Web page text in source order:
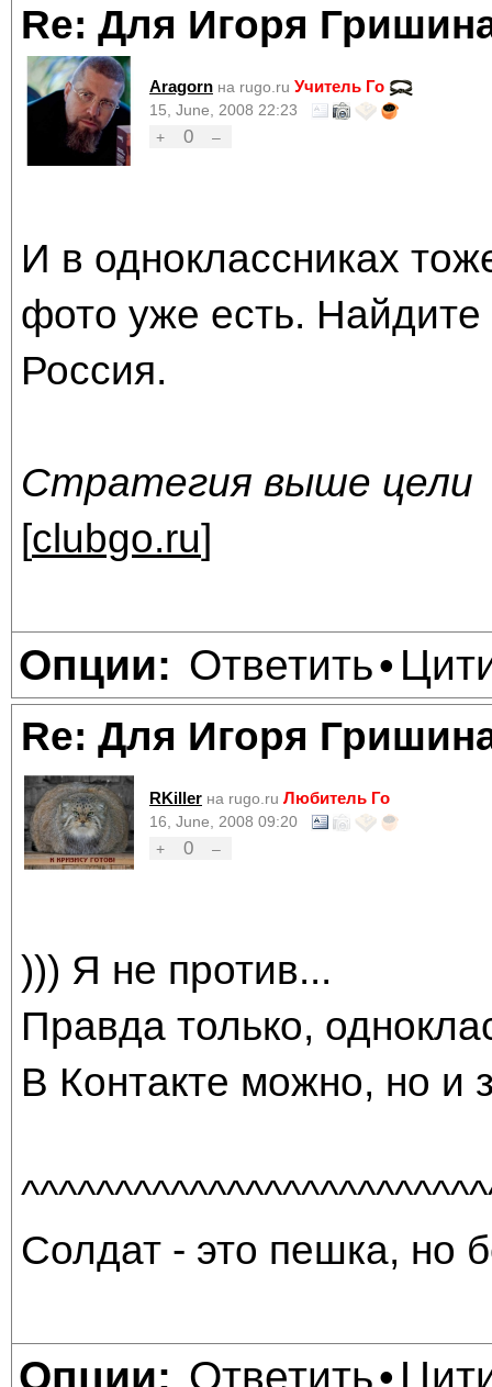
Re: Для Игоря
Aragorn на rugo.ru Учитель Го
15, June, 2008 22:23
+
0 –
И в одноклассниках
фото уже есть.
Россия.
Стратегия выше цели
[clubgo.ru]
Опции: Ответить•
Re: Для Игоря
RKiller на rugo.ru Любитель Го
16, June, 2008 09:20
+
0 –
))) Я не против...
Правда только,
В Контакте можно, но и
Солдат - это пешка, но
Опции: Ответить•